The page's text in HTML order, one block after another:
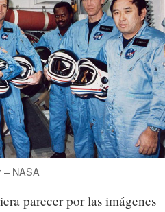
– NASA
parecer por las imágenes